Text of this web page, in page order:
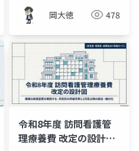
岡大徳 478
令和8年度 訪問看護管
理療養費 改定の設計図